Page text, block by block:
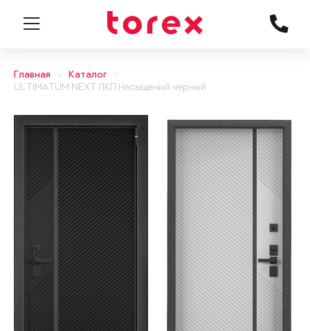
Главная
Каталог
ULTIMATUM NEXT ЛКП Насыщеный чёрный